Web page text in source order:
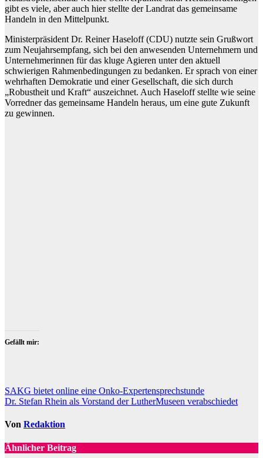
gibt es viele, aber auch hier stellte der Landrat das gemeinsame
Handeln in den Mittelpunkt.
Ministerpräsident Dr. Reiner Haseloff (CDU) nutzte sein Grußwort
zum Neujahrsempfang, sich bei den anwesenden Unternehmern und
Unternehmerinnen für das kluge Agieren unter den aktuell
schwierigen Rahmenbedingungen zu bedanken. Er sprach von einer
wehrhaften Demokratie und einer Gesellschaft, die sich durch
„Robustheit und Kraft“ auszeichnet. Auch Haseloff stellte wie seine
Vorredner das gemeinsame Handeln heraus, um eine gute Zukunft
zu gewinnen.
Gefällt mir:
Beitragsnavigation
SAKG bietet online eine Onko-Expertensprechstunde
Dr. Stefan Rhein als Vorstand der LutherMuseen verabschiedet
Von Redaktion
Ähnlicher Beitrag